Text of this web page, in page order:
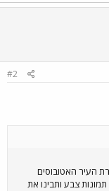
#2
העיר האטובוסים
צבע ותבינו את